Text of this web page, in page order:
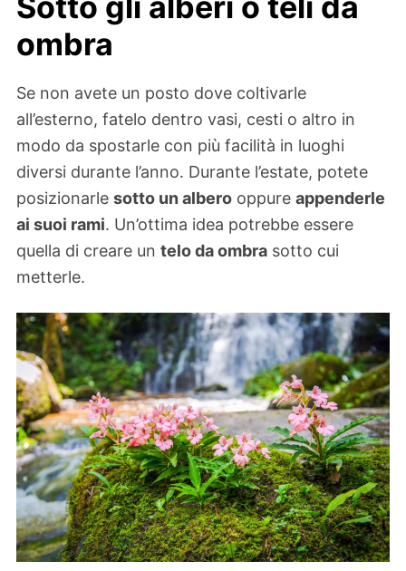
ombra
Se non avete un posto dove coltivarle
all’esterno, fatelo dentro vasi, cesti o altro in
modo da spostarle con più facilità in luoghi
diversi durante l’anno. Durante l’estate, potete
posizionarle sotto un albero oppure appenderle
ai suoi rami. Un’ottima idea potrebbe essere
quella di creare un telo da ombra sotto cui
metterle.